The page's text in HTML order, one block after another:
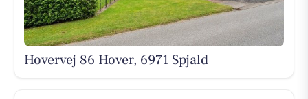
Hovervej 86 Hover, 6971 Spjald